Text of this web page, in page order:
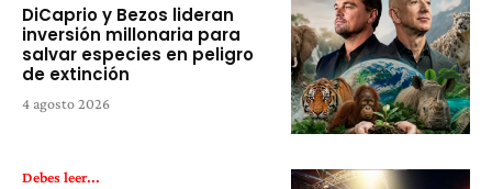
DiCaprio y Bezos lideran
inversión millonaria para
salvar especies en peligro
de extinción
4 agosto 2026
Debes leer...